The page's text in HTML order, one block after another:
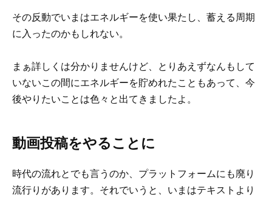
その反動でいまはエネルギーを使い果たし、蓄える周期
に入ったのかもしれない。
まぁ詳しくは分かりませんけど、とりあえずなんもして
いないこの間にエネルギーを貯めれたこともあって、今
後やりたいことは色々と出てきましたよ。
動画投稿をやることに
時代の流れとでも言うのか、プラットフォームにも廃り
流行りがあります。それでいうと、いまはテキストより